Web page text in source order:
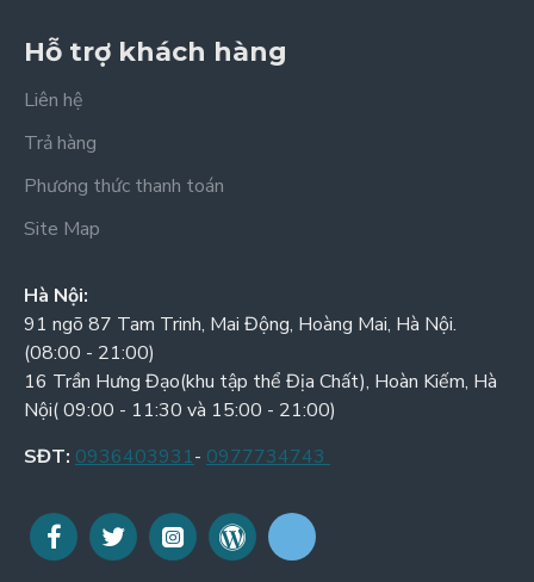
Hỗ trợ khách hàng
Liên hệ
Trả hàng
Phương thức thanh toán
Site Map
Hà Nội:
91 ngõ 87 Tam Trinh, Mai Động, Hoàng Mai, Hà Nội.
(08:00 - 21:00)
16 Trần Hưng Đạo(khu tập thể Địa Chất), Hoàn Kiếm, Hà
Nội( 09:00 - 11:30 và 15:00 - 21:00)
SĐT: 0936403931- 0977734743